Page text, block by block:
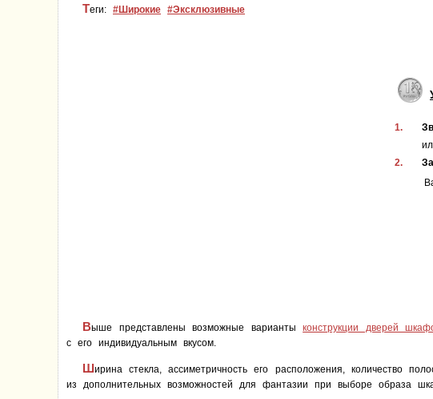
Теги: #Широкие #Эксклюзивные
1.
2.
Выше представлены возможные вариантыконструкции дверей
с его индивидуальным вкусом.
Ширина стекла, ассиметричность его расположения, количество
из дополнительных возможностей для фантазии при выборе образа